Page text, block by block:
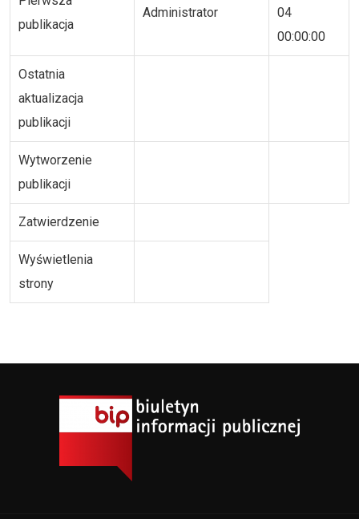
publikacja
Administrator
04
00:00:00
Ostatnia
aktualizacja
publikacji
Wytworzenie
publikacji
Zatwierdzenie
Wyświetlenia
strony